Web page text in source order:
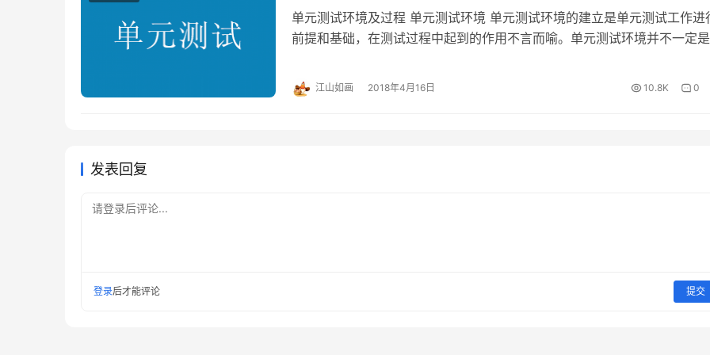
单元测试环境及过程 单元测试环境 单元测试环境的建立是单元测试工作进
前提和基础，在测试过程中起到的作用不言而喻。单元测试环境并不一定是
（Method）不是一个独立的程序，在测试时要考虑它和外界的联系，因此
到一些辅助模块来模拟与所测模块相联系的其它模块。辅助模块分两种： 驱
江山如画 2018年4月16日 10.8K 0
发表回复
请登录后评论...
登录后才能评论 提交